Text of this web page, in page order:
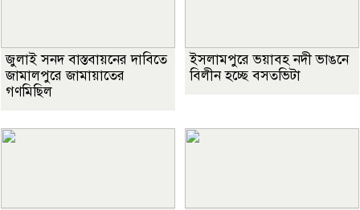
জুলাই সনদ বাস্তবায়নের দাবিতে
জামালপুরে জামায়াতের
গণমিছিল
ইসলামপুরে ভয়াবহ নদী ভাঙনে
বিলীন হচ্ছে বসতভিটা